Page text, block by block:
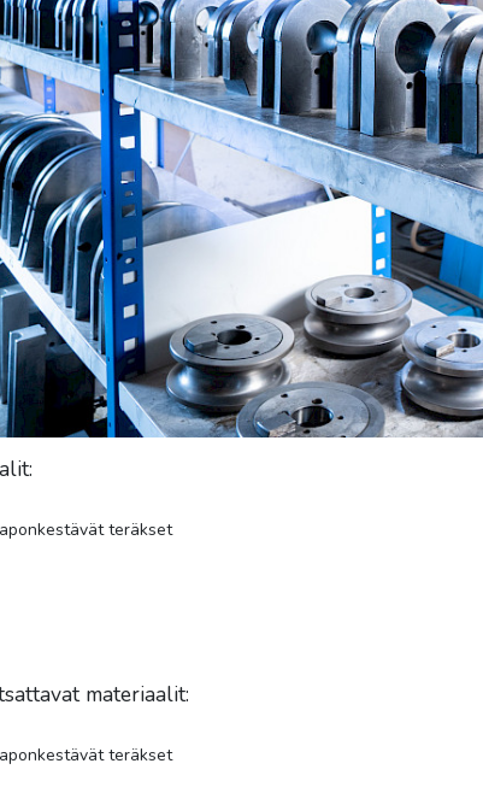
teräkset
materiaalit:
teräkset